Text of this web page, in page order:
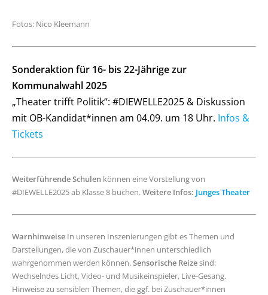
Fotos: Nico Kleemann
Sonderaktion für 16- bis 22-Jährige zur
Kommunalwahl 2025
„Theater trifft Politik“: #DIEWELLE2025 & Diskussion
mit OB-Kandidat*innen am 04.09. um 18 Uhr. Infos &
Tickets
Weiterführende Schulen können eine Vorstellung von
#DIEWELLE2025 ab Klasse 8 buchen.Weitere Infos: Junges Theater
Warnhinweise In unseren Inszenierungen gibt es Themen und
Darstellungen, die von Zuschauer*innen unterschiedlich
wahrgenommen werden können.Sensorische Reizesind:
Wechselndes Licht, Video- und Musikeinspieler, Live-Gesang.
Hinweise zu sensiblen Themen, die ggf. bei Zuschauer*innen